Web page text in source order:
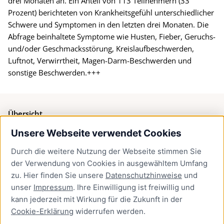
Unsere Webseite verwendet Cookies
Durch die weitere Nutzung der Webseite stimmen Sie
der Verwendung von Cookies in ausgewähltem Umfang
zu. Hier finden Sie unsere Datenschutzhinweise und
unser Impressum. Ihre Einwilligung ist freiwillig und
kann jederzeit mit Wirkung für die Zukunft in der
Cookie-Erklärung widerrufen werden.
Prozent) berichteten von Krankheitsgefühl unterschiedlicher
Schwere und Symptomen in den letzten drei Monaten. Die
Abfrage beinhaltete Symptome wie Husten, Fieber, Geruchs-
und/oder Geschmacksstörung, Kreislaufbeschwerden,
Luftnot, Verwirrtheit, Magen-Darm-Beschwerden und
sonstige Beschwerden.+++
Übersicht
Bürgerservice
Presse
Newsletter Lübeck:kompakt
Kontakt
Kontakt